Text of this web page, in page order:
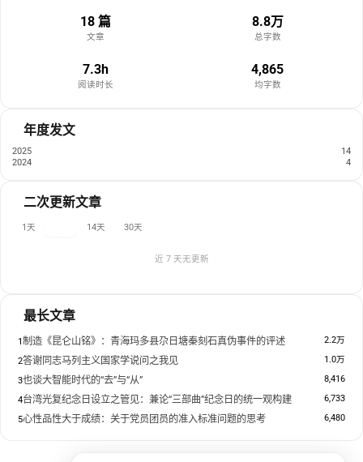
18 篇
文章
8.8万
总字数
7.3h
阅读时长
4,865
均字数
年度发文
2025
14
2024
4
二次更新文章
1天 14天 30天
近 7 天无更新
最长文章
1制造《昆仑山铭》：青海玛多县尕日塘秦刻石真伪事件的评述
2.2万
2答谢同志马列主义国家学说问之我见
1.0万
3也谈大智能时代的“去”与“从”
8,416
4台湾光复纪念日设立之管见：兼论“三部曲”纪念日的统一观构建
6,733
5心性品性大于成绩：关于党员团员的准入标准问题的思考 6,480